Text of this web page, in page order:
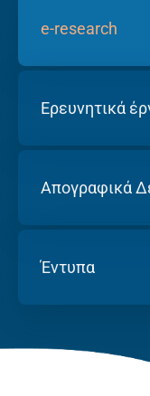
e-research
Ερευνητικά
Απογραφικά
Έντυπα